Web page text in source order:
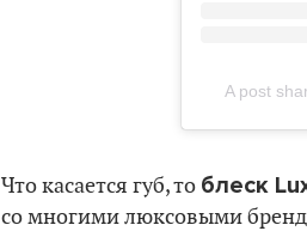
A post
Что касается губ, то блеск
со многими люксовыми